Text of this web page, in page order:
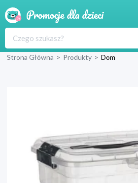
Produkty
Wyprawka
Strona Główna > Produkty > Dom